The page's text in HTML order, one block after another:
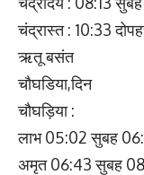
चंद्रास्त : 10:33
ऋतू बसंत
चौघडिया,दिन
चौघड़िया :
लाभ 05:02 सुबह
अमृत 06:43 सुबह